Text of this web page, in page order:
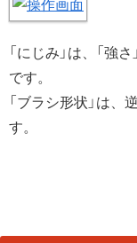
「にじみ」は、「強
です。
「ブラシ形状」は
す。